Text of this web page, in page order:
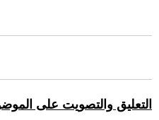
التعليق والتصويت على